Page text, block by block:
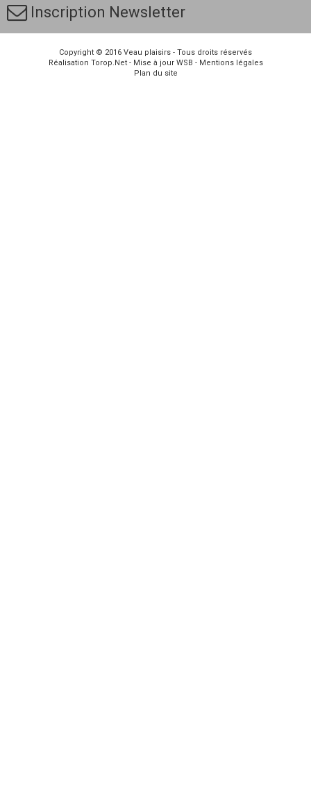
Inscription Newsletter
Copyright © 2016 Veau plaisirs - Tous droits réservés
Réalisation Torop.Net- Mise à jour WSB - Mentions légales
Plan du site